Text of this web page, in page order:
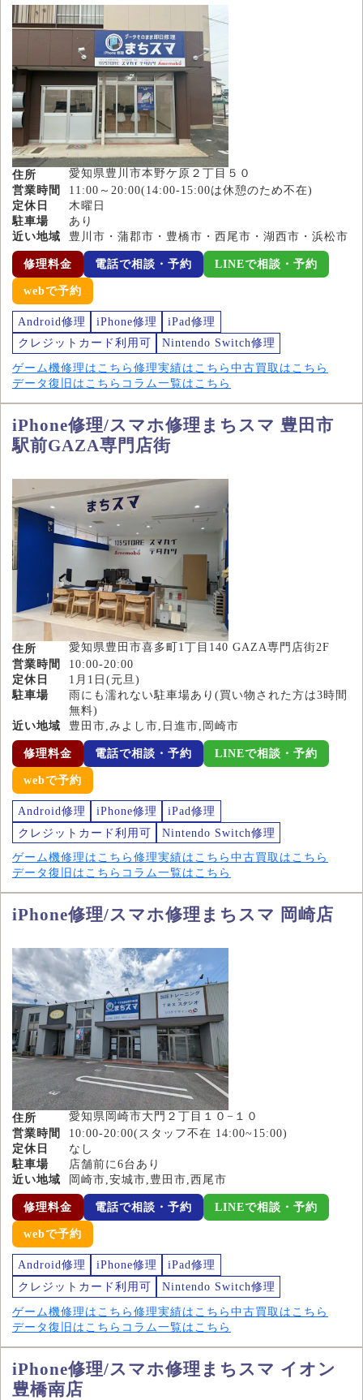
住所
愛知県豊川市本野ケ原２丁目５０
営業時間
11:00～20:00(14:00-15:00は休憩のため不在)
定休日
木曜日
駐車場
あり
近い地域
豊川市・蒲郡市・豊橋市・西尾市・湖西市・浜松市
修理料金 電話で相談・予約 LINEで相談・予約
webで予約
Android修理 iPhone修理
iPad修理
クレジットカード利用可
Nintendo Switch修理
ゲーム機修理はこちら 修理実績はこちら 中古買取はこちら
データ復旧はこちら コラム一覧はこちら
iPhone修理/スマホ修理まちスマ 豊田市
駅前GAZA専門店街
住所
愛知県豊田市喜多町1丁目140 GAZA専門店街2F
営業時間
10:00-20:00
定休日
1月1日(元旦)
駐車場
雨にも濡れない駐車場あり(買い物された方は3時間
無料)
近い地域
豊田市,みよし市,日進市,岡崎市
修理料金 電話で相談・予約 LINEで相談・予約
webで予約
Android修理 iPhone修理
iPad修理
クレジットカード利用可
Nintendo Switch修理
ゲーム機修理はこちら 修理実績はこちら 中古買取はこちら
データ復旧はこちら コラム一覧はこちら
iPhone修理/スマホ修理まちスマ 岡崎店
住所
愛知県岡崎市大門２丁目１０−１０
営業時間
10:00-20:00(スタッフ不在 14:00~15:00)
定休日
なし
駐車場
店舗前に6台あり
近い地域
岡崎市,安城市,豊田市,西尾市
修理料金 電話で相談・予約 LINEで相談・予約
webで予約
Android修理 iPhone修理
iPad修理
クレジットカード利用可
Nintendo Switch修理
ゲーム機修理はこちら 修理実績はこちら 中古買取はこちら
データ復旧はこちら コラム一覧はこちら
iPhone修理/スマホ修理まちスマ イオン
豊橋南店